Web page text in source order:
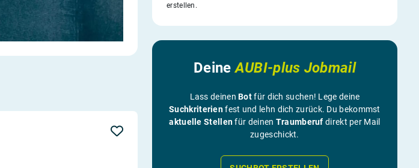
erstellen.
DeineAUBI-plus Jobmail
Lass deinenBotfür dich suchen! Lege deine
Suchkriterienfest und lehn dich zurück. Du bekommst
aktuelle Stellenfür deinen Traumberuf direkt per Mail
zugeschickt.